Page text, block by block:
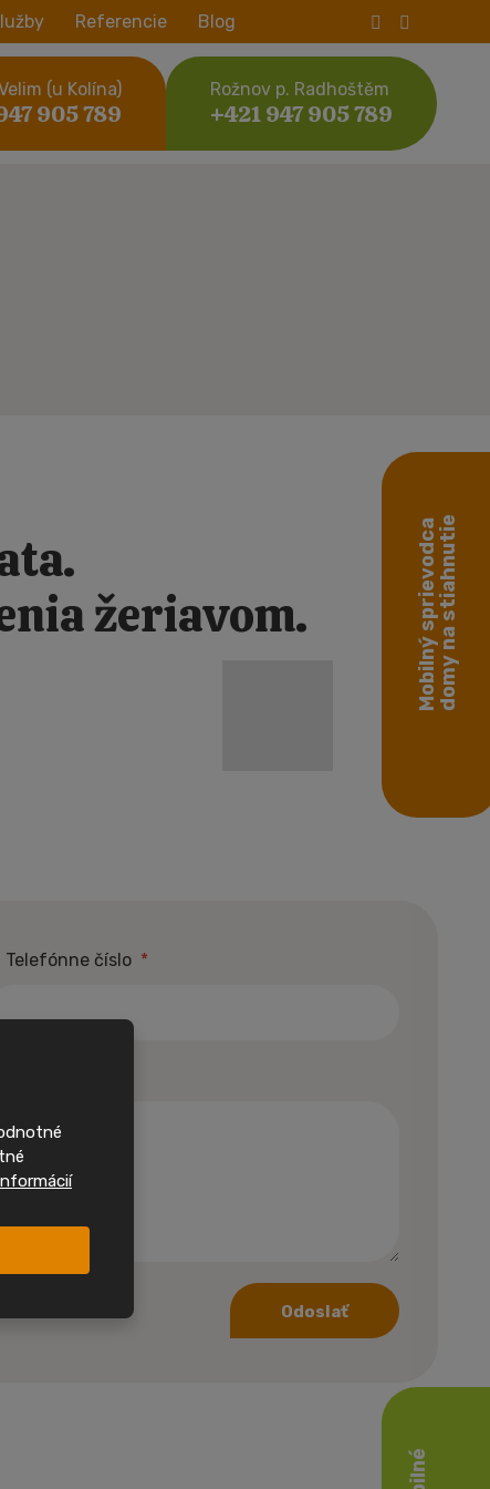
Referencie Blog
(u Kolína)
905 789
Rožnov p. Radhoštěm
+421 947 905 789
žeriavom.
Telefónne číslo *
Odoslať
Mobilný sprievodcadomy na stiahnutie
často najdou
nás na
o nových